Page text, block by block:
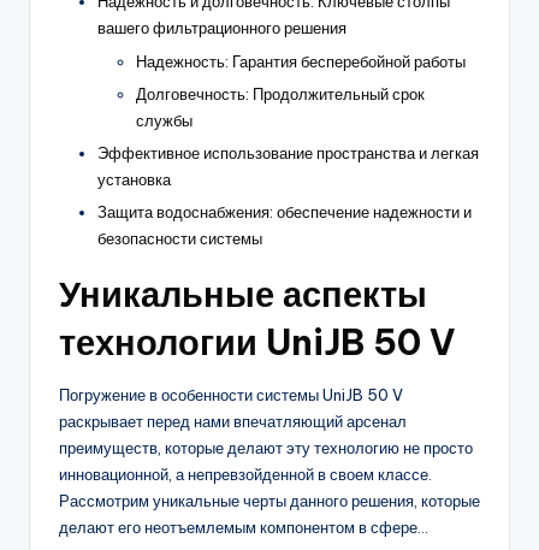
вашего фильтрационного решения
Надежность: Гарантия бесперебойной работы
Долговечность: Продолжительный срок
службы
Эффективное использование пространства и легкая
установка
Защита водоснабжения: обеспечение надежности и
безопасности системы
Уникальные аспекты
технологии UniJB 50 V
Погружение в особенности системы UniJB 50 V
раскрывает перед нами впечатляющий арсенал
преимуществ, которые делают эту технологию не просто
инновационной, а непревзойденной в своем классе.
Рассмотрим уникальные черты данного решения, которые
делают его неотъемлемым компонентом в сфере…